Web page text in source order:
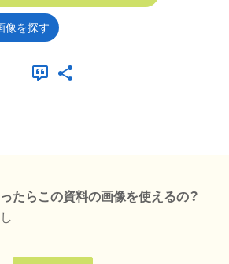
像を探す
たらこの資料の画像を使えるの？